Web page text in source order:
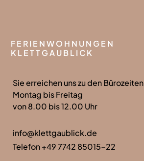
FERIENWOHNUNGEN
KLETTGAUBLICK
Sie erreichen uns zu den Bürozeiten
Montag bis Freitag
von 8.00 bis 12.00 Uhr
info@klettgaublick.de
Telefon +49 7742 85015-22